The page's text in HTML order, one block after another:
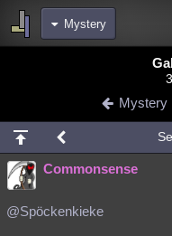
Mystery
Chat Wiki
meine Rubriken
Menschen Wissenschaft
Spiritualität
Mystery
Commonsense
@Spöckenkieke